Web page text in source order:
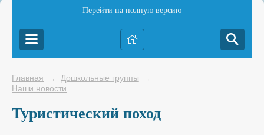
Перейти на полную версию
Главная → Дошкольные группы →
Наши новости
Туристический поход